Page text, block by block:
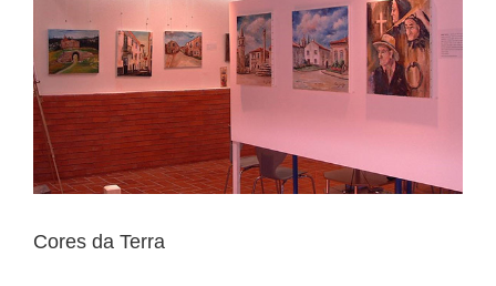
Cores da Terra